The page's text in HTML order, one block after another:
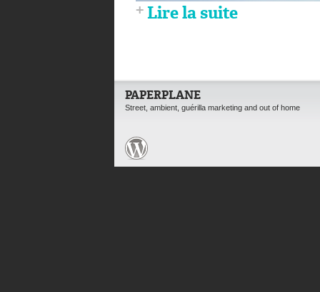
Lire la suite
PAPERPLANE
Street, ambient, guérilla marketing and out of home